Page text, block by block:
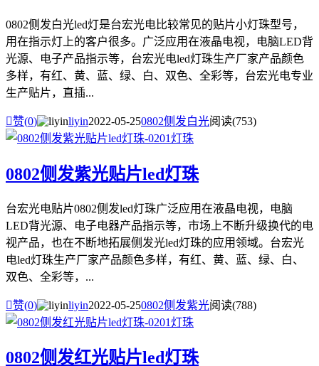
0802侧发白光led灯是台宏光电比较常见的贴片小灯珠型号，
用在指示灯上的客户很多。广泛应用在液晶电视，电脑LED背
光源、电子产品指示等，台宏光电led灯珠生产厂家产品颜色
多样，有红、黄、蓝、绿、白、双色、全彩等，台宏光电专业
生产贴片，直插...
赞(0) liyin2022-05-250802侧发白光阅读(753)
0802侧发紫光贴片led灯珠
台宏光电贴片0802侧发led灯珠广泛应用在液晶电视，电脑
LED背光源、电子电器产品指示等，市场上不断升级换代的电
视产品，也在不断地拓展侧发光led灯珠的应用领域。台宏光
电led灯珠生产厂家产品颜色多样，有红、黄、蓝、绿、白、
双色、全彩等，...
赞(0) liyin2022-05-250802侧发紫光阅读(788)
0802侧发红光贴片led灯珠